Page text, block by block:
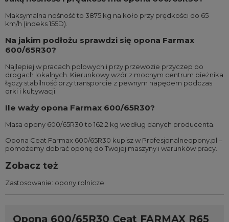
Maksymalna nośność to 3875 kg na koło przy prędkości do 65
km/h (indeks 155D).
Na jakim podłożu sprawdzi się opona Farmax
600/65R30?
Najlepiej w pracach polowych i przy przewozie przyczep po
drogach lokalnych. Kierunkowy wzór z mocnym centrum bieżnika
łączy stabilność przy transporcie z pewnym napędem podczas
orki i kultywacji.
Ile waży opona Farmax 600/65R30?
Masa opony 600/65R30 to 162,2 kg według danych producenta.
Opona Ceat Farmax 600/65R30 kupisz w Profesjonalneopony.pl –
pomożemy dobrać oponę do Twojej maszyny i warunków pracy.
Zobacz też
Zastosowanie: opony rolnicze
Opona 600/65R30 Ceat FARMAX R65